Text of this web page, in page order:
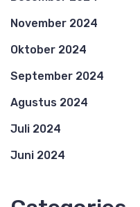
November 2024
Oktober 2024
September 2024
Agustus 2024
Juli 2024
Juni 2024